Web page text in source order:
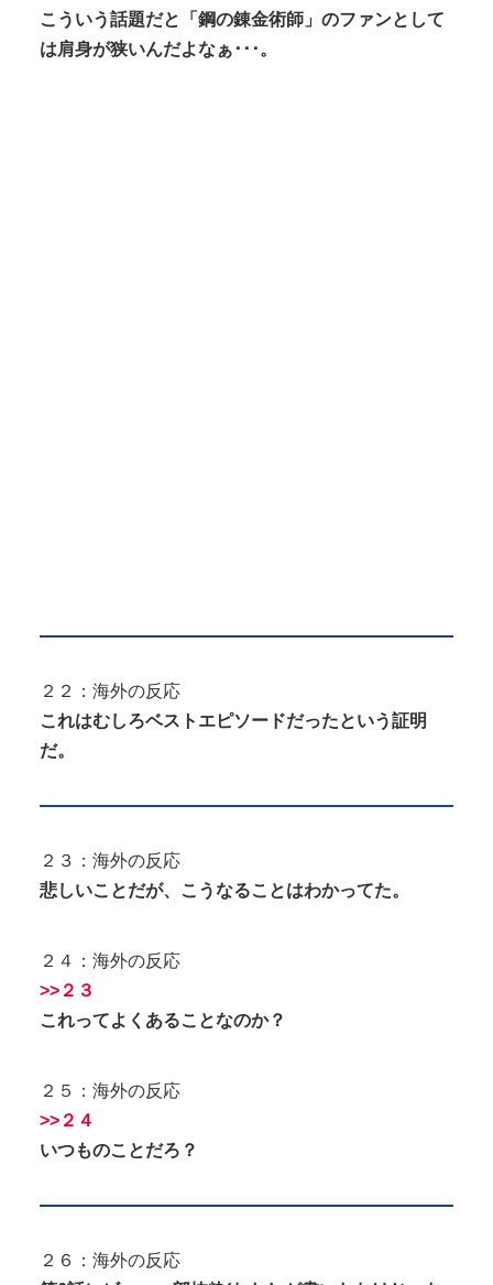
こういう話題だと「鋼の錬金術師」のファンとして
は肩身が狭いんだよなぁ･･･。
２２：海外の反応
これはむしろベストエピソードだったという証明
だ。
２３：海外の反応
悲しいことだが、こうなることはわかってた。
２４：海外の反応
>>２３
これってよくあることなのか？
２５：海外の反応
>>２４
いつものことだろ？
２６：海外の反応